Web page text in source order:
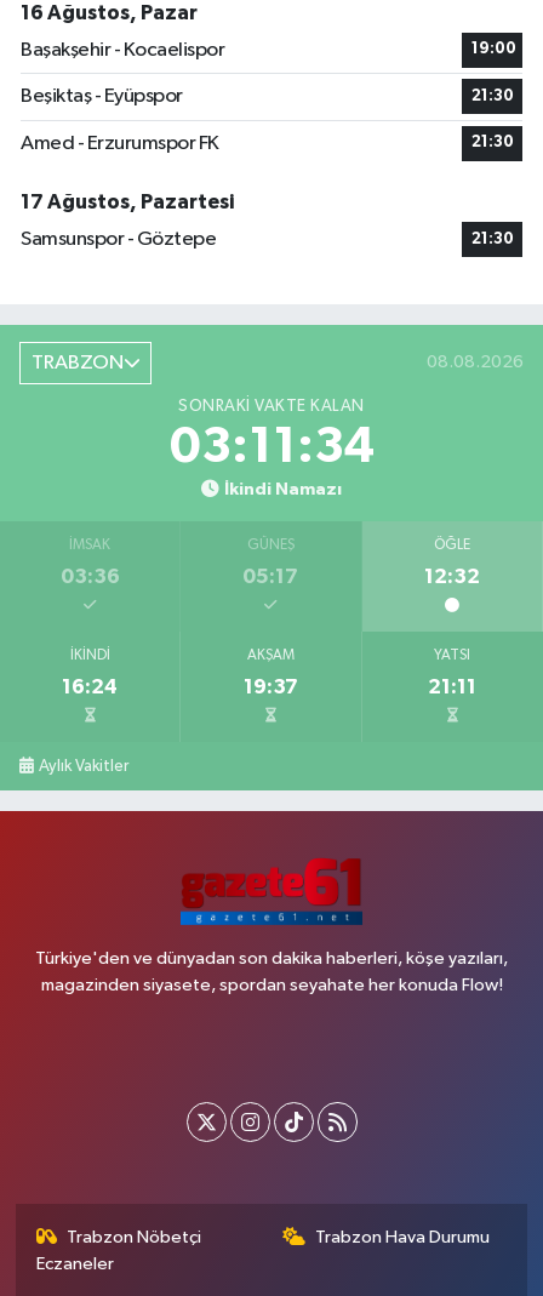
16 Ağustos, Pazar
Başakşehir - Kocaelispor
19:00
Beşiktaş - Eyüpspor 21:30
Amed - Erzurumspor FK 21:30
17 Ağustos, Pazartesi
Samsunspor - Göztepe
21:30
TRABZON 08.08.2026
SONRAKI VAKTE KALAN
03:11:33
İkindi Namazı
İMSAK
03:36
GÜNEŞ
05:17
ÖĞLE
12:32
İKINDI
16:24
AKŞAM
19:37
YATSI
21:11
Aylık Vakitler
Türkiye'den ve dünyadan son dakika haberleri, köşe yazıları,
magazinden siyasete, spordan seyahate her konuda Flow!
Trabzon Nöbetçi
Eczaneler
Trabzon Hava Durumu